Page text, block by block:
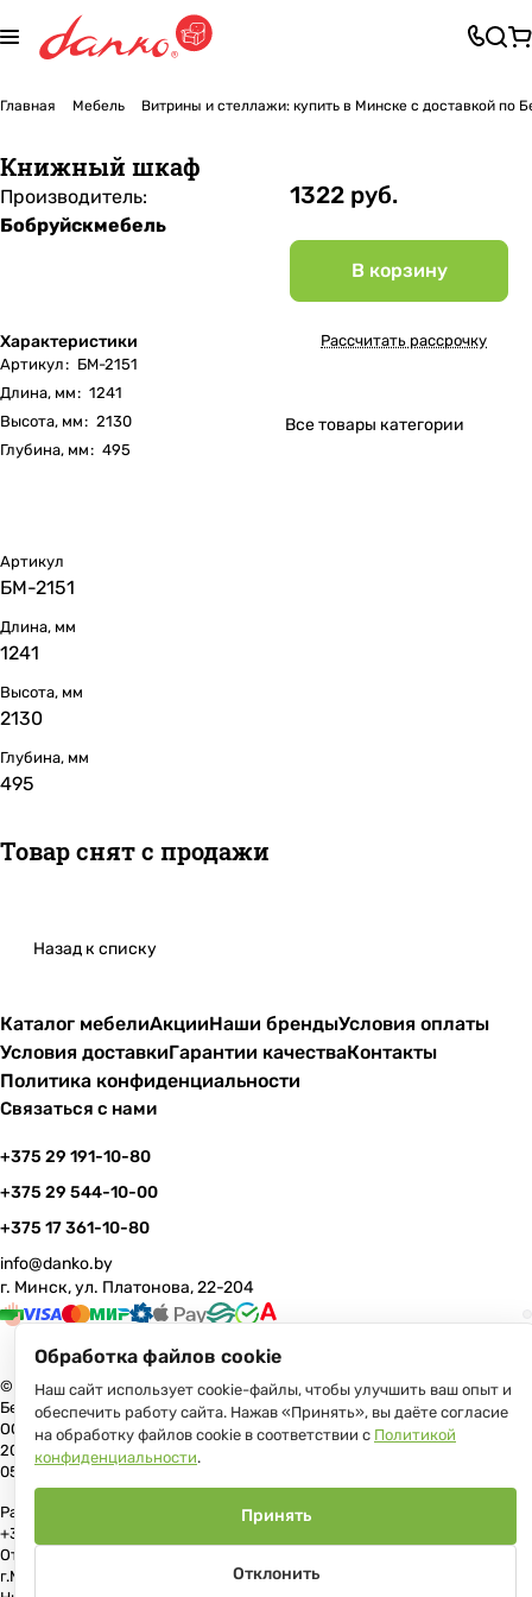
Главная Мебель Витрины и стеллажи: купить в Минске с доставкой по
Книжный шкаф
Производитель:
Бобруйскмебель
Характеристики
Артикул: БМ-2151
Длина, мм: 1241
Высота, мм: 2130
Глубина, мм: 495
1322 руб.
В корзину
Рассчитать рассрочку
Все товары категории
Артикул
БМ-2151
Длина, мм
1241
Высота, мм
2130
Глубина, мм
495
Товар снят с продажи
Назад к списку
Каталог мебелиАкцииНаши брендыУсловия оплаты
Условия доставкиГарантии качестваКонтакты
Политика конфиденциальности
Связаться с нами
+375 29 191-10-80
+375 29 544-10-00
+375 17 361-10-80
info@danko.by
г. Минск, ул. Платонова, 22-204
© 2026 Данко Бай: качественная мебель с оперативной доставкой по
Беларуси
ООО «Гранд Парк», юр.адрес: 220005, Минск, ул. Платонова, 22, пом.
204 В торговом реестре с 17 июля 2013 г. Регистрация №191081534,
05.11.2008, Мингорисполком.
Рассмотрение обращений потребителей, телефон +375 (17) 361-10-80,
+375 (29) 191-10-80, +375 (29) 544-10-00, e-mail: info@danko.by
Отдел торговли и услуг Администрации Первомайского района
г.Минска: тел. +375(17)215-14-65, Начальник отдела: Жакович Юлия
Обработка файлов cookie
Наш сайт использует cookie-файлы, чтобы улучшить ваш опыт и
обеспечить работу сайта. Нажав «Принять», вы даёте согласие
на обработку файлов cookie в соответствии с Политикой
конфиденциальности.
Отклонить
Принять